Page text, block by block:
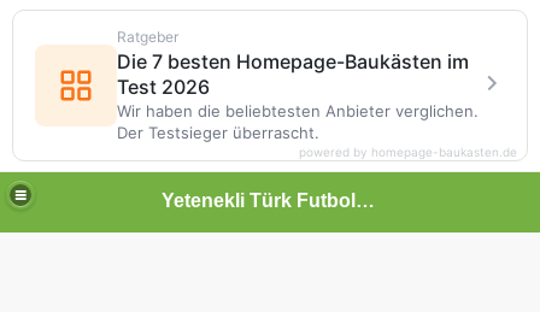
Yetenekli Türk Futbolcular
Ratgeber
Die 7 besten Homepage-Baukästen im
Test 2026
Wir haben die beliebtesten Anbieter verglichen.
Der Testsieger überrascht.
powered by homepage-baukasten.de